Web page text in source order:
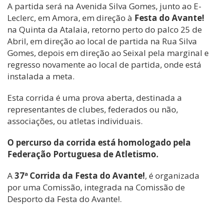
A partida será na Avenida Silva Gomes, junto ao E-
Leclerc, em Amora, em direção à Festa do Avante!
na Quinta da Atalaia, retorno perto do palco 25 de
Abril, em direção ao local de partida na Rua Silva
Gomes, depois em direção ao Seixal pela marginal e
regresso novamente ao local de partida, onde está
instalada a meta.
Esta corrida é uma prova aberta, destinada a
representantes de clubes, federados ou não,
associações, ou atletas individuais.
O percurso da corrida está homologado pela
Federação Portuguesa de Atletismo.
A37ª Corrida da Festa do Avante!, é organizada
por uma Comissão, integrada na Comissão de
Desporto da Festa do Avante!.